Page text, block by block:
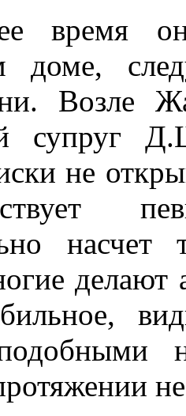
время
доме,
Возле
супруг
не
делают